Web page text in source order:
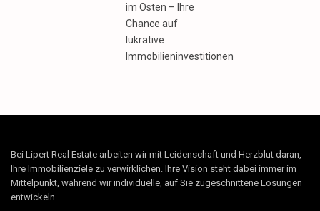
im Osten – Ihre
Chance auf
lukrative
Immobilieninvestitionen
Bei Lipert Real Estate arbeiten wir mit Leidenschaft und Herzblut daran,
Ihre Immobilienziele zu verwirklichen. Ihre Vision steht dabei immer im
Mittelpunkt, während wir individuelle, auf Sie zugeschnittene Lösungen
entwickeln.